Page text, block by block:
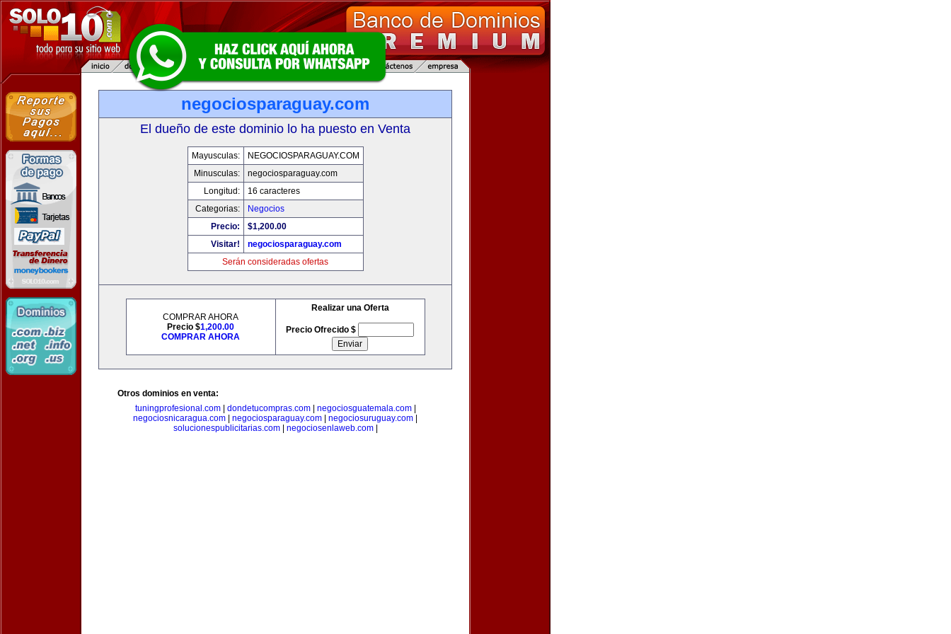
negociosparaguay.com
El dueño de este dominio lo ha puesto en Venta
Mayusculas:
NEGOCIOSPARAGUAY.COM
Minusculas:
negociosparaguay.com
Longitud:
16 caracteres
Categorias:
Negocios
Precio:
$1,200.00
Visitar!
negociosparaguay.com
Serán consideradas ofertas
COMPRAR AHORA
Precio $1,200.00
COMPRAR AHORA
Realizar una Oferta
Precio Ofrecido $
Otros dominios en venta:
tuningprofesional.com| dondetucompras.com| negociosguatemala.com|
negociosnicaragua.com
negociosparaguay.com negociosuruguay.com
solucionespublicitarias.com| negociosenlaweb.com|